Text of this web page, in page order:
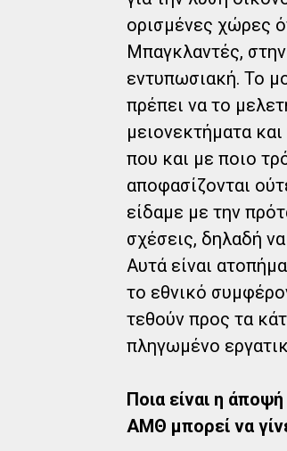
ορισμένες χώρες
Μπαγκλαντές,
εντυπωσιακή. Το
πρέπει να το
μειονεκτήματα
που και με ποιο
αποφασίζονται
είδαμε με την
σχέσεις, δηλαδή
Αυτά είναι
το εθνικό
τεθούν προς τα
πληγωμένο
Ποια είναι η
ΑΜΘ μπορεί να